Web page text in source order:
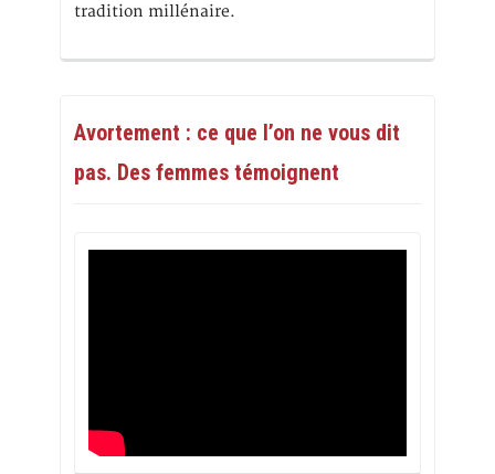
tradition millénaire.
Avortement : ce que l’on ne vous dit
pas. Des femmes témoignent